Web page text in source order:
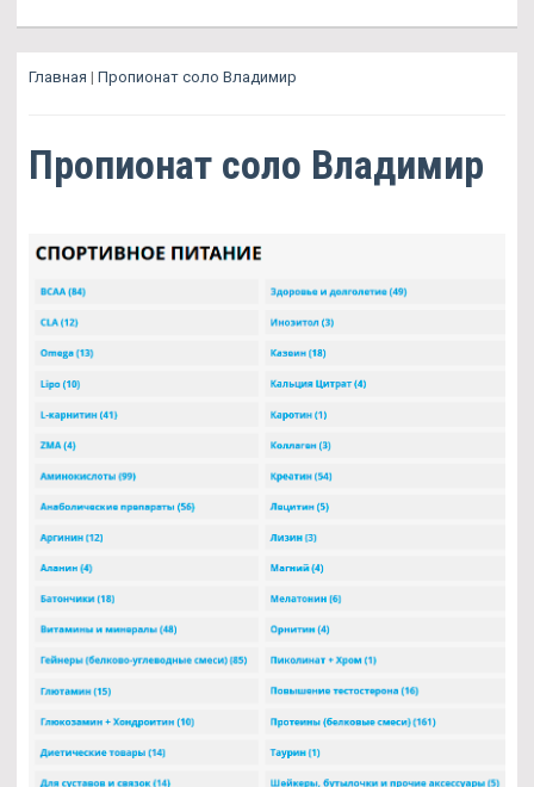
Главная | Пропионат соло Владимир
Пропионат соло Владимир